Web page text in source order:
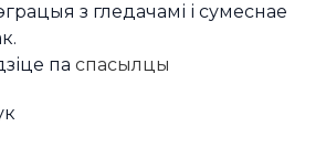
з гледачамі і сумеснае
па спасылцы